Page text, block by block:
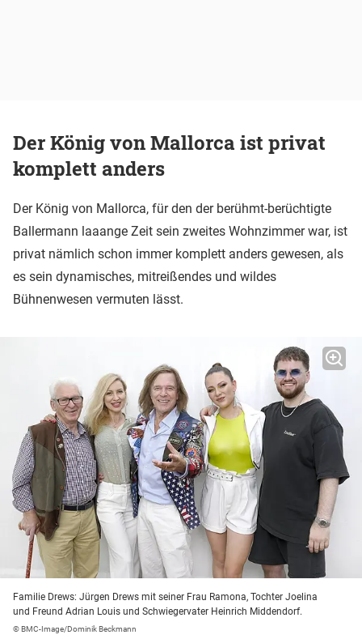
Der König von Mallorca ist privat
komplett anders
Der König von Mallorca, für den der berühmt-berüchtigte
Ballermann laaange Zeit sein zweites Wohnzimmer war, ist
privat nämlich schon immer komplett anders gewesen, als
es sein dynamisches, mitreißendes und wildes
Bühnenwesen vermuten lässt.
Familie Drews: Jürgen Drews mit seiner Frau Ramona, Tochter Joelina
und Freund Adrian Louis und Schwiegervater Heinrich Middendorf.
© BMC-Image/Dominik Beckmann